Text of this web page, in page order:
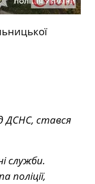
ДСНС, стався
служби.
поліції,